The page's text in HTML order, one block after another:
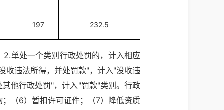
197 232.5
单处一个类别行政处罚的，计入相应
收违法所得，并处罚款"，计入"没收违
他行政处罚"，计入"罚款"类别。行政
（6）暂扣许可证件；（7）降低资质